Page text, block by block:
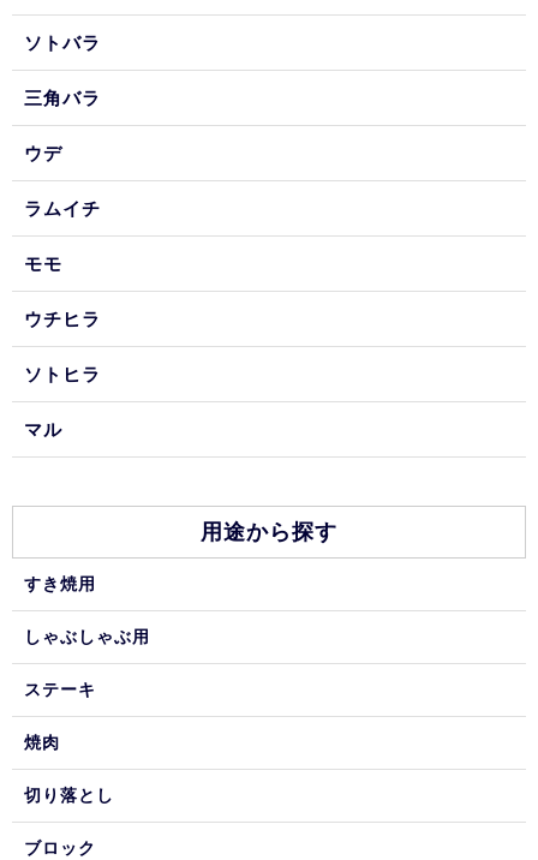
ソトバラ
三角バラ
ウデ
ラムイチ
モモ
ウチヒラ
ソトヒラ
マル
用途から探す
すき焼用
しゃぶしゃぶ用
ステーキ
焼肉
切り落とし
ブロック